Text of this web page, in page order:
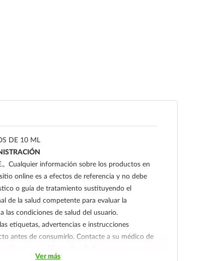
DE 10 ML
Cualquier información sobre los productos en
online es a efectos de referencia y no debe
o guía de tratamiento sustituyendo el
de la salud competente para evaluar la
las condiciones de salud del usuario.
etiquetas, advertencias e instrucciones
antes de consumirlo. Contacte a su médico de
tiene un problema de salud.
Ver más